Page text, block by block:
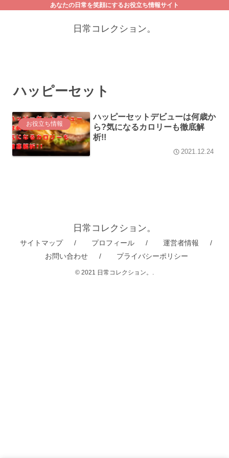
あなたの日常を笑顔にするお役立ち情報サイト
日常コレクション。
ハッピーセット
お役立ち情報
ハッピーセットデビューは何歳か
ら?気になるカロリーも徹底解
析!!
2021.12.24
日常コレクション。
サイトマップ プロフィール
運営者情報
お問い合わせ
プライバシーポリシー
© 2021 日常コレクション。.